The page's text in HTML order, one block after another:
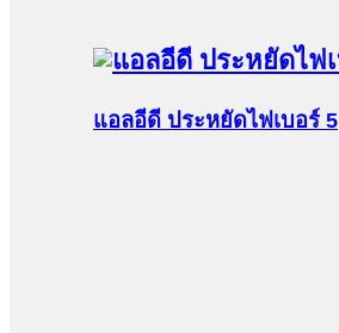
แอลอีดี ประหยัดไฟเบอร์ 5